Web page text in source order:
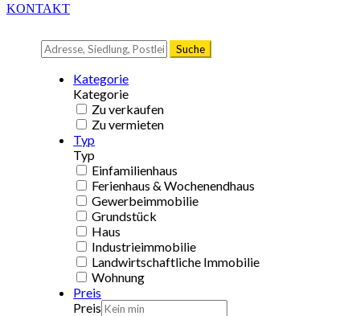
KONTAKT
Suche
Kategorie
Kategorie
Zu verkaufen
Zu vermieten
Typ
Typ
Einfamilienhaus
Ferienhaus & Wochenendhaus
Gewerbeimmobilie
Grundstück
Haus
Industrieimmobilie
Landwirtschaftliche Immobilie
Wohnung
Preis
Preis